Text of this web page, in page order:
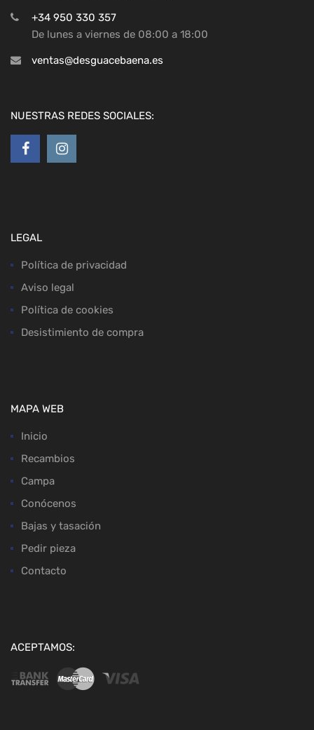
+34 950 330 357
De lunes a viernes de 08:00 a 18:00
ventas@desguacebaena.es
NUESTRAS REDES SOCIALES:
LEGAL
Política de privacidad
Aviso legal
Política de cookies
Desistimiento de compra
MAPA WEB
Inicio
Recambios
Campa
Conócenos
Bajas y tasación
Pedir pieza
Contacto
ACEPTAMOS: